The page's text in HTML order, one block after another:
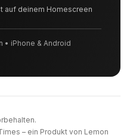
auf deinem Homescreen
• iPhone & Android
– ein Produkt von Lemon